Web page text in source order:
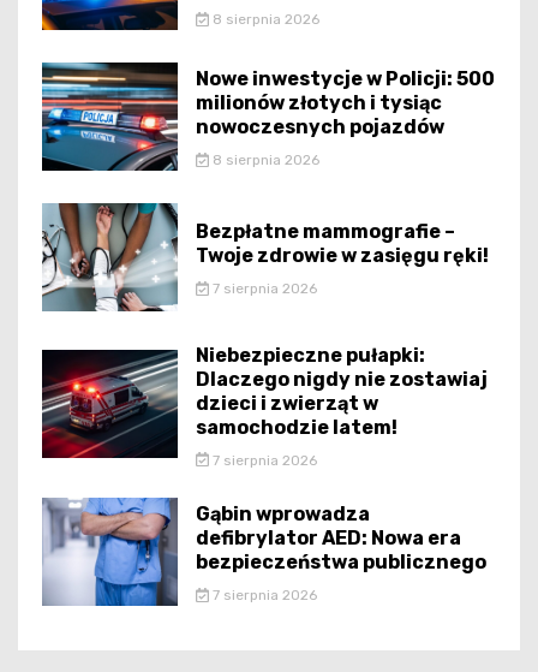
8 sierpnia 2026
Nowe inwestycje w Policji: 500
milionów złotych i tysiąc
nowoczesnych pojazdów
8 sierpnia 2026
Bezpłatne mammografie –
Twoje zdrowie w zasięgu ręki!
7 sierpnia 2026
Niebezpieczne pułapki:
Dlaczego nigdy nie zostawiaj
dzieci i zwierząt w
samochodzie latem!
7 sierpnia 2026
Gąbin wprowadza
defibrylator AED: Nowa era
bezpieczeństwa publicznego
7 sierpnia 2026